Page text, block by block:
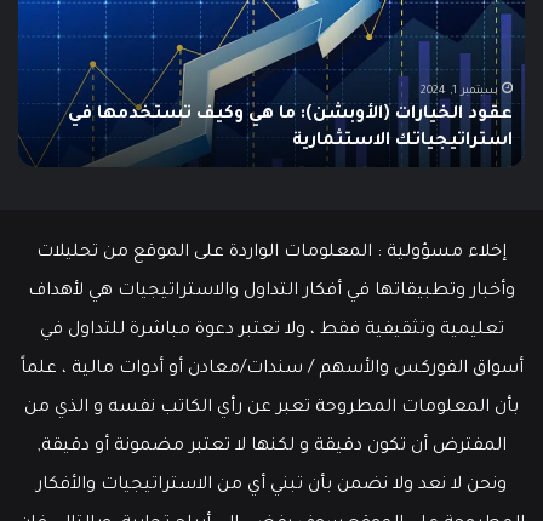
المتحدة
تنخفض
إلى
أدنى
مستوى
منذ
مايو
عمل
سبتمبر 19, 2024
مطالبات البطالة في الولايات المتحدة تنخفض إلى أدنى
مستوى منذ مايو وسط سوق عمل قوي
إخلاء مسؤولية : المعلومات الواردة على الموقع من تحليلات
وأخبار وتطبيقاتها في أفكار التداول والاستراتيجيات هي لأهداف
تعليمية وتثقيفية فقط ، ولا تعتبر دعوة مباشرة للتداول في
أسواق الفوركس والأسهم / سندات/معادن أو أدوات مالية ، علماً
بأن المعلومات المطروحة تعبر عن رأي الكاتب نفسه و الذي من
المفترض أن تكون دقيقة و لكنها لا تعتبر مضمونة أو دقيقة,
ونحن لا نعد ولا نضمن بأن تبني أي من الاستراتيجيات والأفكار